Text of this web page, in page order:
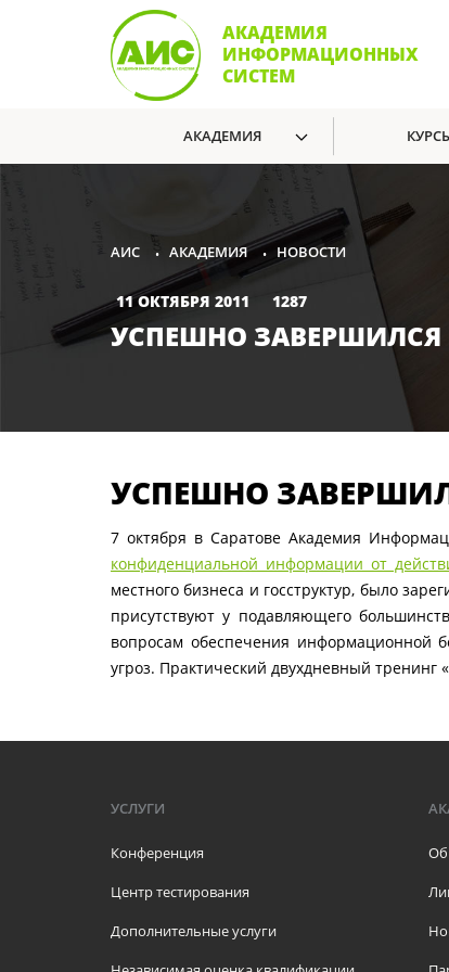
АКАДЕМИЯ
ИНФОРМАЦИОННЫХ
СИСТЕМ
АКАДЕМИЯ
АИС • АКАДЕМИЯ • НОВОСТИ
11 ОКТЯБРЯ 2011 1287
УСПЕШНО ЗАВЕРШИЛСЯ
УСПЕШНО
7 октября в Саратове Академия
конфиденциальной информации от
местного бизнеса и госструктур, было
присутствуют у подавляющего
вопросам обеспечения информационной
угроз. Практический двухдневный тренинг
УСЛУГИ
Конференция
Центр тестирования
Дополнительные услуги
Об